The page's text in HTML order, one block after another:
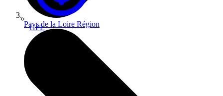
GPL
Pays de la Loire Région